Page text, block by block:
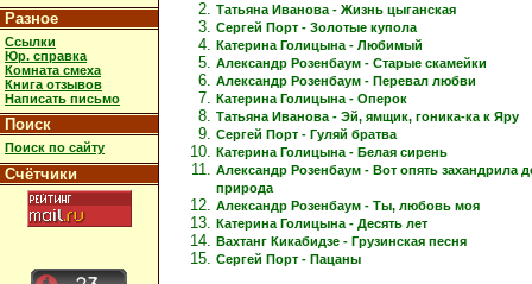
Разное
Ссылки
Юр. справка
Комната смеха
Книга отзывов
Написать письмо
Поиск
Поиск по сайту
Счётчики
Татьяна Иванова - Жизнь цыганская
Сергей Порт - Золотые купола
Катерина Голицына - Любимый
Александр Розенбаум - Старые скамейки
Александр Розенбаум - Перевал любви
Катерина Голицына - Оперок
Татьяна Иванова - Эй, ямщик, гоника-ка к Яру
Сергей Порт - Гуляй братва
Катерина Голицына - Белая сирень
Александр Розенбаум - Вот опять захандрила
природа
Александр Розенбаум - Ты, любовь моя
Катерина Голицына - Десять лет
Вахтанг Кикабидзе - Грузинская песня
Сергей Порт - Пацаны